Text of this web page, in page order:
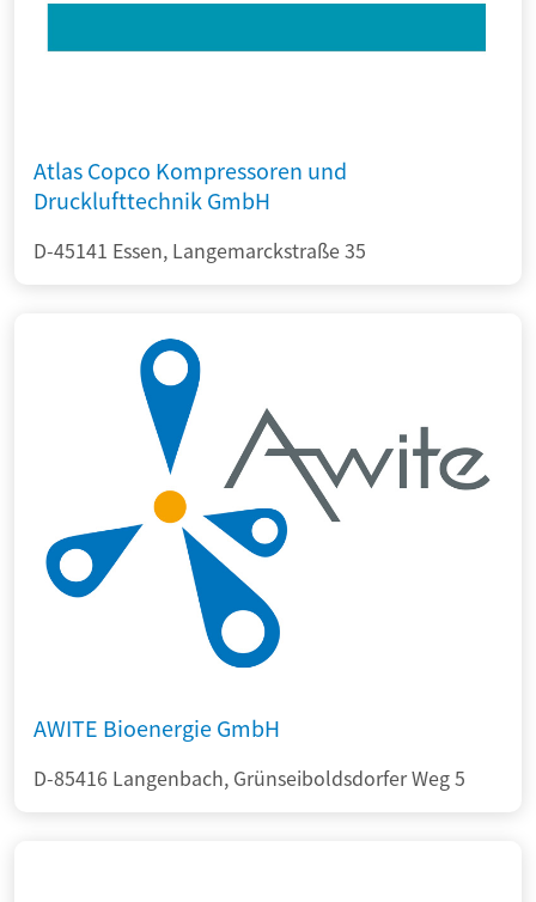
Atlas Copco Kompressoren und
Drucklufttechnik GmbH
D-45141 Essen, Langemarckstraße 35
AWITE Bioenergie GmbH
D-85416 Langenbach, Grünseiboldsdorfer Weg 5